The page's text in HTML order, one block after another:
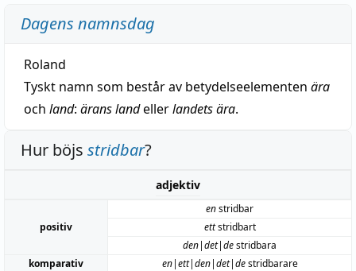
Dagens namnsdag
Roland
Tyskt namn som består av betydelseelementen ära
och land: ärans landellerlandets ära.
Hur böjs stridbar?
adjektiv
positiv
enstridbar
ettstridbart
den|det|destridbara
komparativ
en|ett|den|det|destridbarare